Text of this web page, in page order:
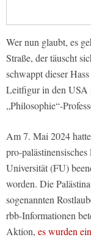
Wer nun glaubt, es
Straße, der täuscht
schwappt dieser
Leitfigur in den USA
„Philosophie“-
Am 7. Mai 2024
pro-
Universität (FU)
worden. Die
sogenannten
rbb-Informationen
Aktion, es wurden